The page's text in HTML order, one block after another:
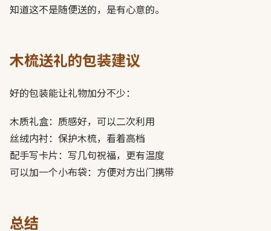
知道这不是随便送的，是有心意的。
木梳送礼的包装建议
好的包装能让礼物加分不少：
木质礼盒：质感好，可以二次利用
丝绒内衬：保护木梳，看着高档
配手写卡片：写几句祝福，更有温度
可以加一个小布袋：方便对方出门携带
总结